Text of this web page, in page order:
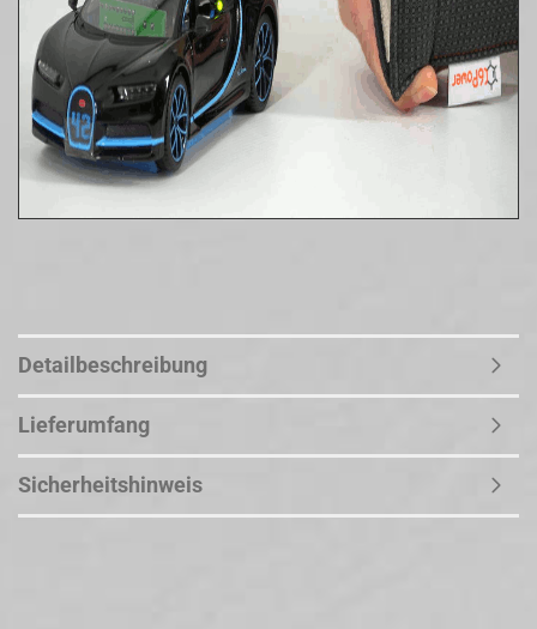
Detailbeschreibung
Lieferumfang
Sicherheitshinweis